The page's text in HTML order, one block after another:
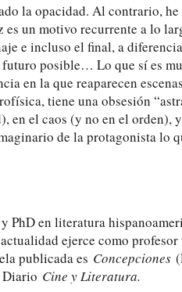
la opacidad. Al contrario,
un motivo recurrente a lo
e incluso el final, a
posible… Lo que sí es
en la que reaparecen
tiene una obsesión
en el caos (y no en el orden),
de la protagonista lo
PhD en literatura
ejerce como
publicada es Concepciones
Diario Cine y Literatura.